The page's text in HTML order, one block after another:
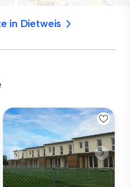
in Dietweis